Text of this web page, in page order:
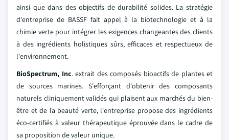
ainsi que dans des objectifs de durabilité solides. La stratégie
d'entreprise de BASSF fait appel à la biotechnologie et à la
chimie verte pour intégrer les exigences changeantes des clients
à des ingrédients holistiques sûrs, efficaces et respectueux de
l'environnement.
BioSpectrum, Inc. extrait des composés bioactifs de plantes et
de sources marines. S'efforçant d'obtenir des composants
naturels cliniquement validés qui plaisent aux marchés du bien-
être et de la beauté verte, l'entreprise propose des ingrédients
éco-certifiés à valeur thérapeutique éprouvée dans le cadre de
sa proposition de valeur unique.